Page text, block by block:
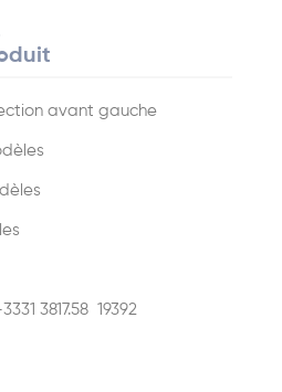
avant gauche
3817.58 19392